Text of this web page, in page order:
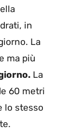
in
La
ma più
La
60 metri
lo stesso